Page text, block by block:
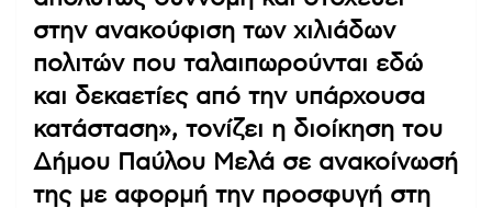
στην ανακούφιση των χιλιάδων
πολιτών που ταλαιπωρούνται εδώ
και δεκαετίες από την υπάρχουσα
κατάσταση», τονίζει η διοίκηση του
Δήμου Παύλου Μελά σε ανακοίνωσή
της με αφορμή την προσφυγή στη